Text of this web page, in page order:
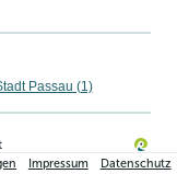
Passau (1)
Impressum Datenschutz